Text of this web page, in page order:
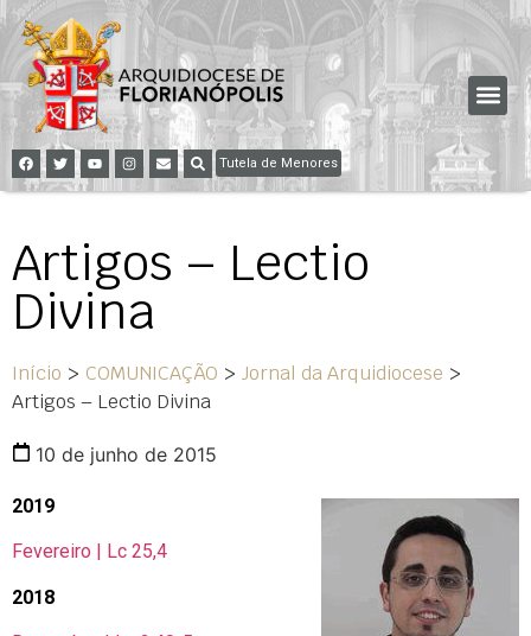
Tutela de Menores
Artigos – Lectio
Divina
Início > COMUNICAÇÃO > Jornal da Arquidiocese >
Artigos – Lectio Divina
10 de junho de 2015
2019
Fevereiro | Lc 25,4
2018